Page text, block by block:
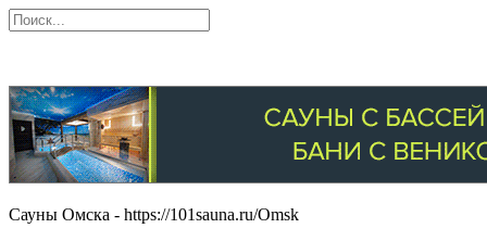
Сауны Омска - https://101sauna.ru/Omsk